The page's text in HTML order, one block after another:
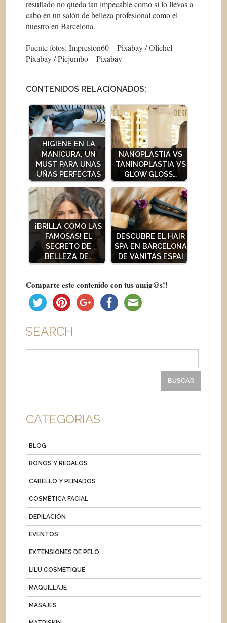
resultado no queda tan impecable como si lo llevas a
cabo en un salón de belleza profesional como el
nuestro en Barcelona.
Fuente fotos: Impresion60 – Pixabay / Olichel –
Pixabay / Picjumbo – Pixabay
CONTENIDOS RELACIONADOS:
HIGIENE EN LA
MANICURA, UN
MUST PARA UNAS
UÑAS PERFECTAS
NANOPLASTIA VS
TANINOPLASTIA VS
GLOW GLOSS…
¡BRILLA COMO LAS
FAMOSAS! EL
SECRETO DE
BELLEZA DE…
DESCUBRE EL HAIR
SPA EN BARCELONA
DE VANITAS ESPAI
Comparte este contenido con tus amig@s!!
SEARCH
CATEGORIAS
BLOG
BONOS Y REGALOS
CABELLO Y PEINADOS
COSMÉTICA FACIAL
DEPILACIÓN
EVENTOS
EXTENSIONES DE PELO
LILU COSMETIQUE
MAQUILLAJE
MASAJES